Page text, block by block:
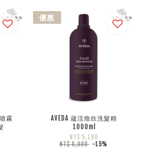
霧
優惠
AVEDA 蘊活煥欣洗髮精
1000ml
NT$ 5,100
NT$ 6,000 -15%